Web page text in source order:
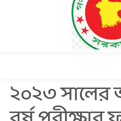
২০২৩ সালের